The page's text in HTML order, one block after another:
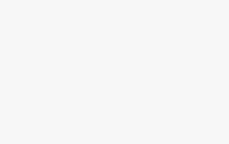
cháu không nghe lời, cảnh sát